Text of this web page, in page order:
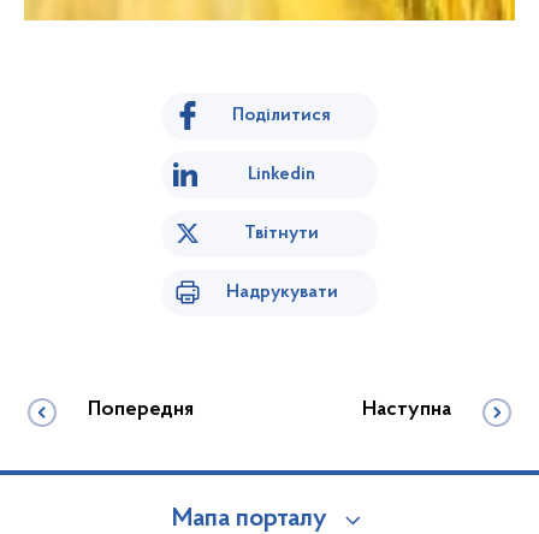
Поділитися
Linkedin
Твітнути
Надрукувати
Попередня Наступна
Мапа порталу